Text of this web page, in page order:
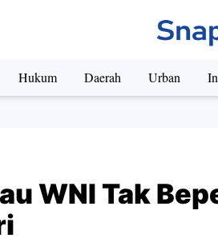
Hukum Daerah Urban
WNI Tak